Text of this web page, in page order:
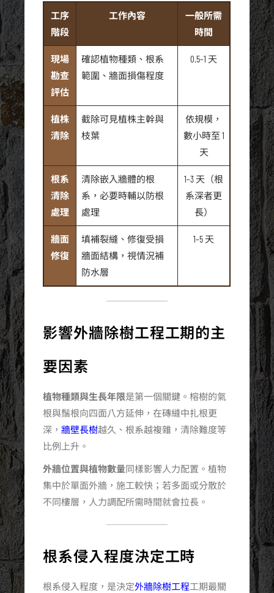
工序
階段
工作內容
一般所需
時間
現場
勘查
評估
確認植物種類、根系
範圍、牆面損傷程度
0.5–1 天
植株
清除
截除可見植株主幹與
枝葉
依規模，
數小時至 1
天
根系
清除
處理
清除嵌入牆體的根
系，必要時輔以防根
處理
1–3 天（根
系深者更
長）
牆面
修復
填補裂縫、修復受損
牆面結構，視情況補
防水層
1–5 天
影響外牆除樹工程工期的主
要因素
植物種類與生長年限是第一個關鍵。榕樹的氣
根與鬚根向四面八方延伸，在磚縫中扎根更
深，牆壁長樹越久、根系越複雜，清除難度等
比例上升。
外牆位置與植物數量同樣影響人力配置。植物
集中於單面外牆，施工較快；若多面或分散於
不同樓層，人力調配所需時間就會拉長。
根系侵入程度決定工時
根系侵入程度，是決定外牆除樹工程工期最關